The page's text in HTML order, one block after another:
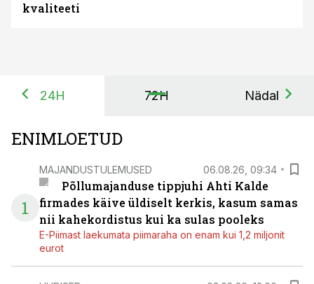
kvaliteeti
24H 72H Nädal
ENIMLOETUD
1
MAJANDUSTULEMUSED 06.08.26, 09:34
Põllumajanduse tippjuhi Ahti Kalde
firmades käive üldiselt kerkis, kasum samas
nii kahekordistus kui ka sulas pooleks
E-Piimast laekumata piimaraha on enam kui 1,2 miljonit
eurot